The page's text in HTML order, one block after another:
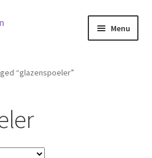
Menu
“glazenspoeler”